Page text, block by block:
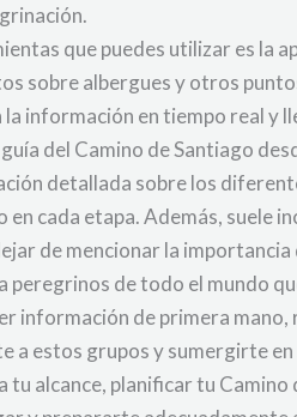
que puedes utilizar es la
sobre albergues y otros
la información en tiempo real y
del Camino de Santiago
detallada sobre los
cada etapa. Además, suele
de mencionar la
peregrinos de todo el mundo
información de primera mano,
a estos grupos y sumergirte
tu alcance, planificar tu